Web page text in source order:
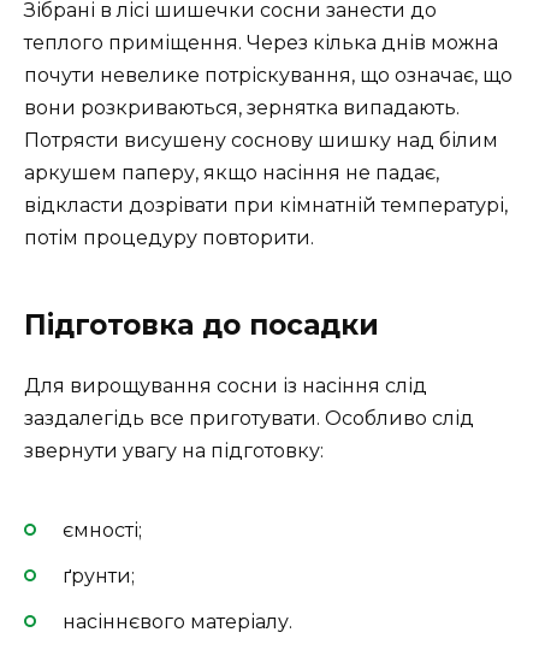
Зібрані в лісі шишечки сосни занести до
теплого приміщення. Через кілька днів можна
почути невелике потріскування, що означає, що
вони розкриваються, зернятка випадають.
Потрясти висушену соснову шишку над білим
аркушем паперу, якщо насіння не падає,
відкласти дозрівати при кімнатній температурі,
потім процедуру повторити.
Підготовка до посадки
Для вирощування сосни із насіння слід
заздалегідь все приготувати. Особливо слід
звернути увагу на підготовку:
ємності;
ґрунти;
насіннєвого матеріалу.